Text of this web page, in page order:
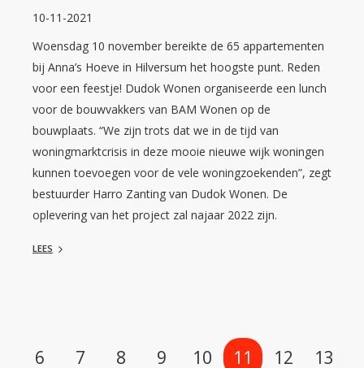
10-11-2021
Woensdag 10 november bereikte de 65 appartementen
bij Anna’s Hoeve in Hilversum het hoogste punt. Reden
voor een feestje! Dudok Wonen organiseerde een lunch
voor de bouwvakkers van BAM Wonen op de
bouwplaats. “We zijn trots dat we in de tijd van
woningmarktcrisis in deze mooie nieuwe wijk woningen
kunnen toevoegen voor de vele woningzoekenden”, zegt
bestuurder Harro Zanting van Dudok Wonen. De
oplevering van het project zal najaar 2022 zijn.
LEES
Selecteer een pagina
6 7 8 9 10 11 12 13